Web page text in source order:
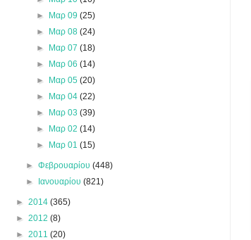
► Μαρ 09 (25)
► Μαρ 08 (24)
► Μαρ 07 (18)
► Μαρ 06 (14)
► Μαρ 05 (20)
► Μαρ 04 (22)
► Μαρ 03 (39)
► Μαρ 02 (14)
► Μαρ 01 (15)
►Φεβρουαρίου(448)
► Ιανουαρίου(821)
► 2014 (365)
► 2012 (8)
► 2011 (20)